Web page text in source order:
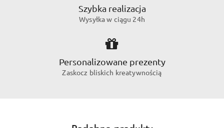
Szybka realizacja
Wysyłka w ciągu 24h
Personalizowane prezenty
Zaskocz bliskich kreatywnością